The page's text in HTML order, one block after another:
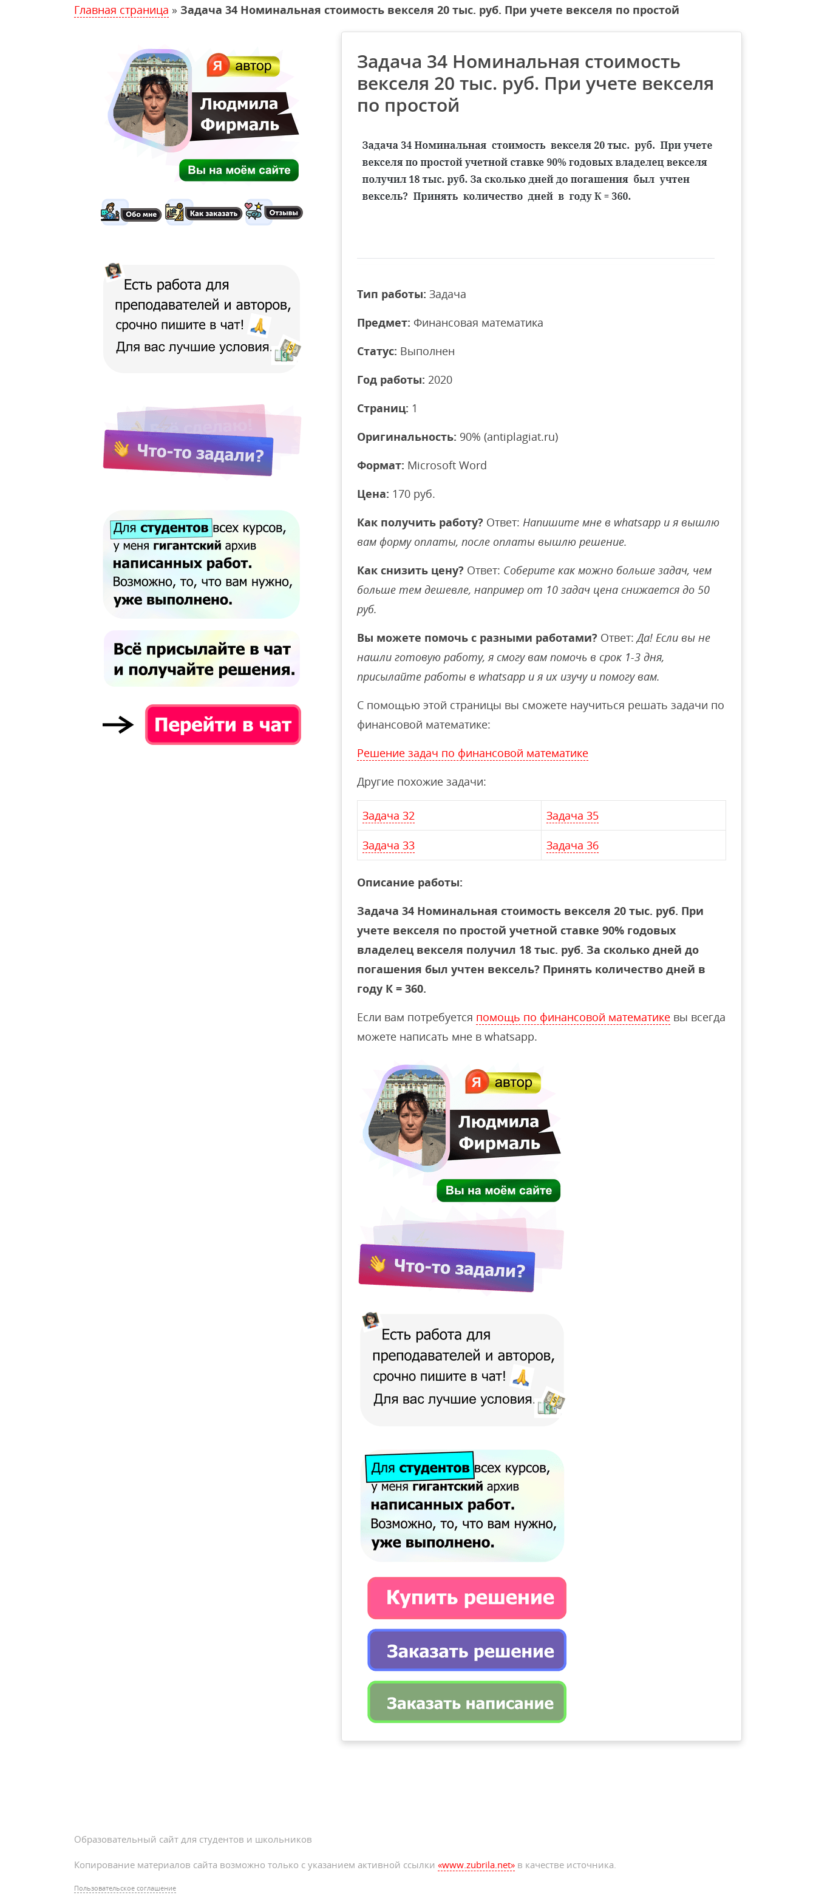
Главная страница » Задача 34 Номинальная стоимость векселя 20 тыс. руб. При учете векселя по простой
Задача 34 Номинальная стоимость
векселя 20 тыс. руб. При учете векселя
по простой
Тип работы: Задача
Предмет: Финансовая математика
Статус: Выполнен
Год работы: 2020
Страниц: 1
Оригинальность: 90% (antiplagiat.ru)
Формат: Microsoft Word
Цена: 170 руб.
Как получить работу? Ответ: Напишите мне в whatsapp и я вышлю
вам форму оплаты, после оплаты вышлю решение.
Как снизить цену? Ответ: Соберите как можно больше задач, чем
больше тем дешевле, например от 10 задач цена снижается до 50
руб.
Вы можете помочь с разными работами? Ответ:Да! Если вы не
нашли готовую работу, я смогу вам помочь в срок 1-3 дня,
присылайте работы в whatsapp и я их изучу и помогу вам.
С помощью этой страницы вы сможете научиться решать задачи по
финансовой математике:
Решение задач по финансовой математике
Другие похожие задачи:
Задача 32 Задача 35
Задача 33 Задача 36
Описание работы:
Задача 34 Номинальная стоимость векселя 20 тыс. руб. При
учете векселя по простой учетной ставке 90% годовых
владелец векселя получил 18 тыс. руб. За сколько дней до
погашения был учтен вексель? Принять количество дней в
году К = 360.
Если вам потребуется помощь по финансовой математике вы всегда
можете написать мне в whatsapp.
Образовательный сайт для студентов и школьников
Копирование материалов сайта возможно только с указанием активной ссылки «www.zubrila.net» в качестве источника.
Пользовательское соглашение